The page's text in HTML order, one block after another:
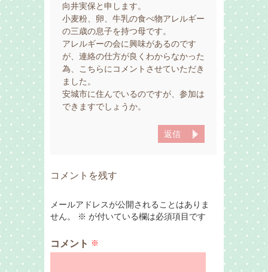
向井実保と申します。
小麦粉、卵、牛乳の食べ物アレルギー
の三歳の息子を持つ母です。
アレルギーの会に興味があるのです
が、連絡の仕方が良くわからなかった
為、こちらにコメントさせていただき
ました。
安城市に住んでいるのですが、参加は
できますでしょうか。
返信
コメントを残す
メールアドレスが公開されることはありま
せん。
※ が付いている欄は必須項目です
コメント ※